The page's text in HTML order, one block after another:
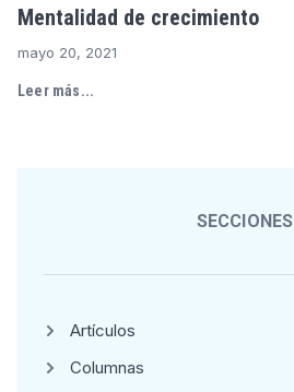
Mentalidad de crecimiento
mayo 20, 2021
Leer más...
SECCIONES
Artículos
Columnas